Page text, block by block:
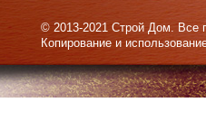
© 2013-2021 Строй Дом. Все
Копирование и